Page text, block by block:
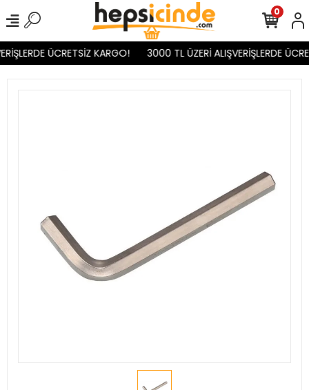
ÜCRETSİZ KARGO! 3000 TL ÜZERİ ALIŞVERİŞLERDE
0